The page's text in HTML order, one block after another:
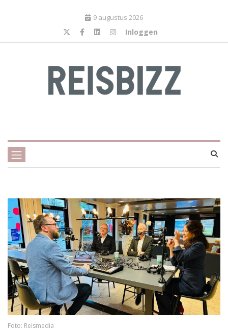
9 augustus 2026
Inloggen
Foto: Reismedia